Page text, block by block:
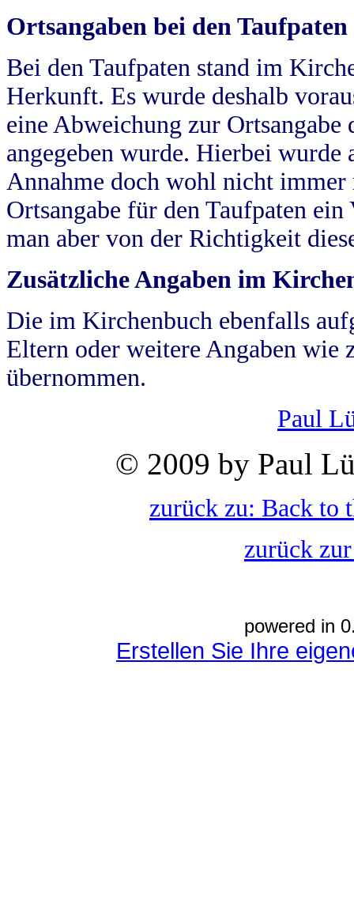
Ortsangaben bei den Taufpaten
Bei den Taufpaten stand im
Herkunft. Es wurde deshalb
eine Abweichung zur
angegeben wurde. Hierbei wurde
Annahme doch wohl nicht
Ortsangabe für den Taufpaten
man aber von der Richtigkeit
Zusätzliche Angaben im
Die im Kirchenbuch ebenfalls
Eltern oder weitere Angaben wie
übernommen.
Paul
© 2009 by Paul
zurück zu: Back to
zurück
powered in
Erstellen Sie Ihre